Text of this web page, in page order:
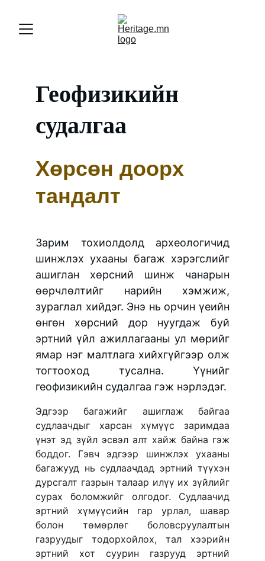
Геофизикийн
судалгаа
Хөрсөн доорх
тандалт
Зарим тохиолдолд археологичид
шинжлэх ухааны багаж хэрэгслийг
ашиглан хөрсний шинж чанарын
өөрчлөлтийг нарийн хэмжиж,
зураглал хийдэг. Энэ нь орчин үеийн
өнгөн хөрсний дор нуугдаж буй
эртний үйл ажиллагааны ул мөрийг
ямар нэг малтлага хийхгүйгээр олж
тогтооход тусална. Үүнийг
геофизикийн судалгаа гэж нэрлэдэг.
Эдгээр багажийг ашиглаж байгаа
судлаачдыг харсан хүмүүс заримдаа
үнэт эд зүйл эсвэл алт хайж байна гэж
боддог. Гэвч эдгээр шинжлэх ухааны
багажууд нь судлаачдад эртний түүхэн
дурсгалт газрын талаар илүү их зүйлийг
сурах боломжийг олгодог. Судлаачид
эртний хүмүүсийн гар урлал, шавар
болон төмөрлөг боловсруулалтын
газруудыг тодорхойлох, тал хээрийн
эртний хот суурин газрууд эртний